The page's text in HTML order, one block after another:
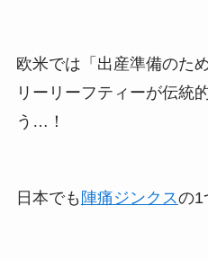
欧米では「出産準備のた
リーリーフティーが伝統
う…！
日本でも 陣痛ジンクスの1